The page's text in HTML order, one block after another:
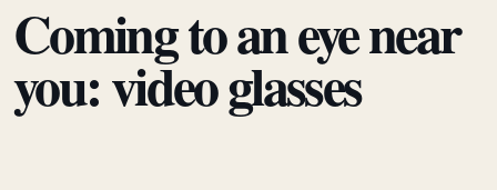
Coming to an eye near
you: video glasses